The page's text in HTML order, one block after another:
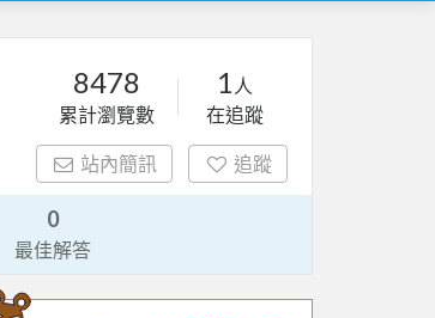
8478
累計瀏覽數
1 人
在追蹤
站內簡訊 追蹤
0
最佳解答